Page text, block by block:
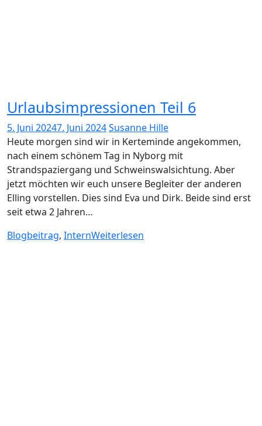
Urlaubsimpressionen Teil 6
5. Juni 20247. Juni 2024Susanne Hille
Heute morgen sind wir in Kerteminde angekommen,
nach einem schönem Tag in Nyborg mit
Strandspaziergang und Schweinswalsichtung. Aber
jetzt möchten wir euch unsere Begleiter der anderen
Elling vorstellen. Dies sind Eva und Dirk. Beide sind erst
seit etwa 2 Jahren…
Blogbeitrag, InternWeiterlesen